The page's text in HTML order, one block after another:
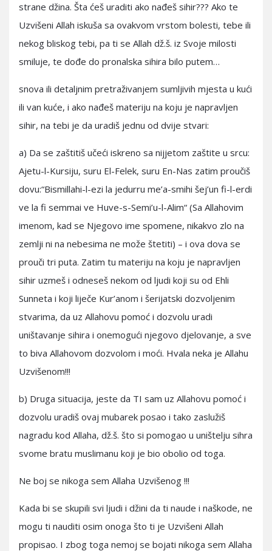
strane džina. Šta ćeš uraditi ako nađeš sihir??? Ako te
Uzvišeni Allah iskuša sa ovakvom vrstom bolesti, tebe ili
nekog bliskog tebi, pa ti se Allah dž.š. iz Svoje milosti
smiluje, te dođe do pronalska sihira bilo putem…
snova ili detaljnim pretraživanjem sumljivih mjesta u kući
ili van kuće, i ako nađeš materiju na koju je napravljen
sihir, na tebi je da uradiš jednu od dvije stvari:
a) Da se zaštitiš učeći iskreno sa nijjetom zaštite u srcu:
Ajetu-l-Kursiju, suru El-Felek, suru En-Nas zatim proučiš
dovu:“Bismillahi-l-ezi la jedurru me’a-smihi šej’un fi-l-erdi
ve la fi semmai ve Huve-s-Semi’u-l-Alim“ (Sa Allahovim
imenom, kad se Njegovo ime spomene, nikakvo zlo na
zemlji ni na nebesima ne može štetiti) – i ova dova se
prouči tri puta. Zatim tu materiju na koju je napravljen
sihir uzmeš i odneseš nekom od ljudi koji su od Ehli
Sunneta i koji liječe Kur’anom i šerijatski dozvoljenim
stvarima, da uz Allahovu pomoć i dozvolu uradi
uništavanje sihira i onemogući njegovo djelovanje, a sve
to biva Allahovom dozvolom i moći. Hvala neka je Allahu
Uzvišenom!!!
b) Druga situacija, jeste da TI sam uz Allahovu pomoć i
dozvolu uradiš ovaj mubarek posao i tako zaslužiš
nagradu kod Allaha, dž.š. što si pomogao u uništelju sihra
svome bratu muslimanu koji je bio obolio od toga.
Ne boj se nikoga sem Allaha Uzvišenog !!!
Kada bi se skupili svi ljudi i džini da ti naude i naškode, ne
mogu ti nauditi osim onoga što ti je Uzvišeni Allah
propisao. I zbog toga nemoj se bojati nikoga sem Allaha